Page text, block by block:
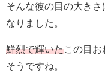
そんな彼の目の大き
なりました。
鮮烈で輝いたこの目
そうですね。